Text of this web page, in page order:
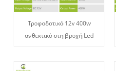
Τροφοδοτικό 12v 400w
ανθεκτικό στη βροχή Led